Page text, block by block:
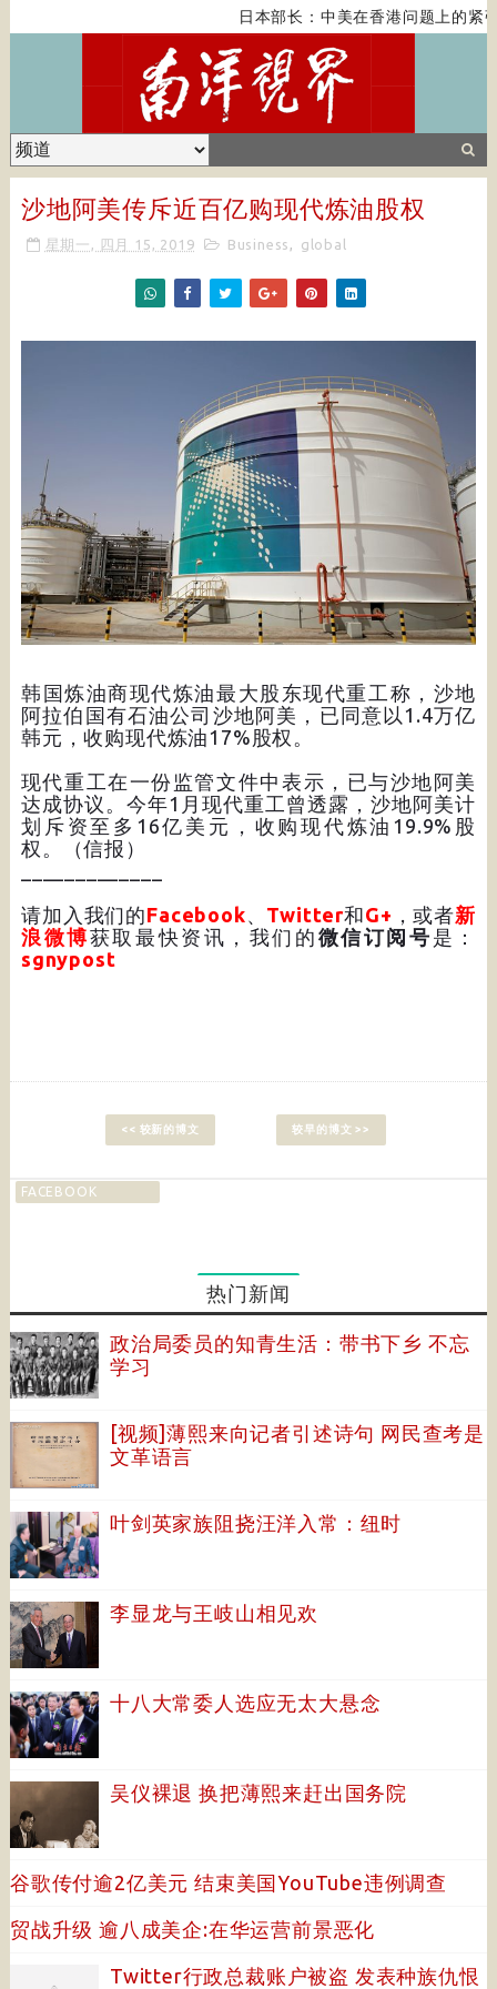
日本部长：中美在香港问题上的紧
沙地阿美传斥近百亿购现代炼油股权
星期一, 四月 15, 2019 Business , global
韩国炼油商现代炼油最大股东现代重工称，沙地
阿拉伯国有石油公司沙地阿美，已同意以1.4万亿
韩元，收购现代炼油17%股权。
现代重工在一份监管​​文件中表示，已与沙地阿美
达成协议。今年1月现代重工曾透露，沙地阿美计
划斥资至多16亿美元，收购现代炼油19.9%股
权。（信报）
请加入我们的Facebook Twitter和G+ ，或者新
浪微博获取最快资讯，我们的 微信订阅号 是：
sgnypost
<< 较新的博文 较早的博文 >>
FACEBOOK
热门新闻
政治局委员的知青生活：带书下乡 不忘
学习
[视频]薄熙来向记者引述诗句 网民查考是
文革语言
叶剑英家族阻挠汪洋入常：纽时
李显龙与王岐山相见欢
十八大常委人选应无太大悬念
吴仪裸退 换把薄熙来赶出国务院
谷歌传付逾2亿美元 结束美国YouTube违例调查
贸战升级 逾八成美企:在华运营前景恶化
Twitter行政总裁账户被盗 发表种族仇恨